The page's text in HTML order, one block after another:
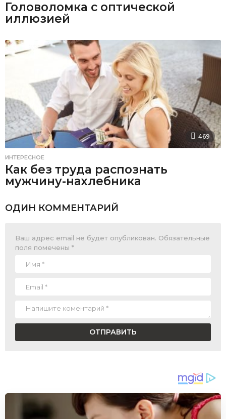
Головоломка с оптической
иллюзией
469
ИНТЕРЕСНОЕ
Как без труда распознать
мужчину-нахлебника
ОДИН КОММЕНТАРИЙ
Ваш адрес email не будет опубликован. Обязательные
поля помечены *